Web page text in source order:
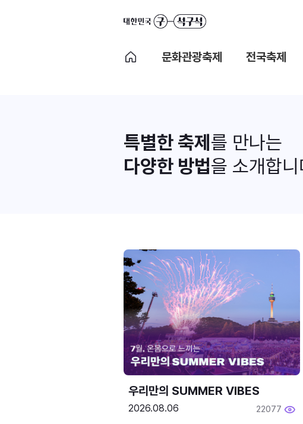
문화관광축제 전국축제
특별한 축제 를 만나는
다양한 방법을 소개합니
우리만의 SUMMER VIBES
2026.08.06 22077